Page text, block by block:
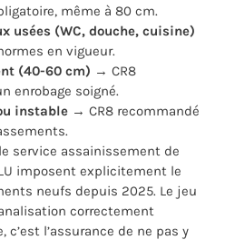
même à 80 cm.
usées (WC, douche, cuisine)
en vigueur.
(40-60 cm) → CR8
enrobage soigné.
instable → CR8 recommandé
service assainissement de
imposent explicitement le
neufs depuis 2025. Le jeu
correctement
l’assurance de ne pas y